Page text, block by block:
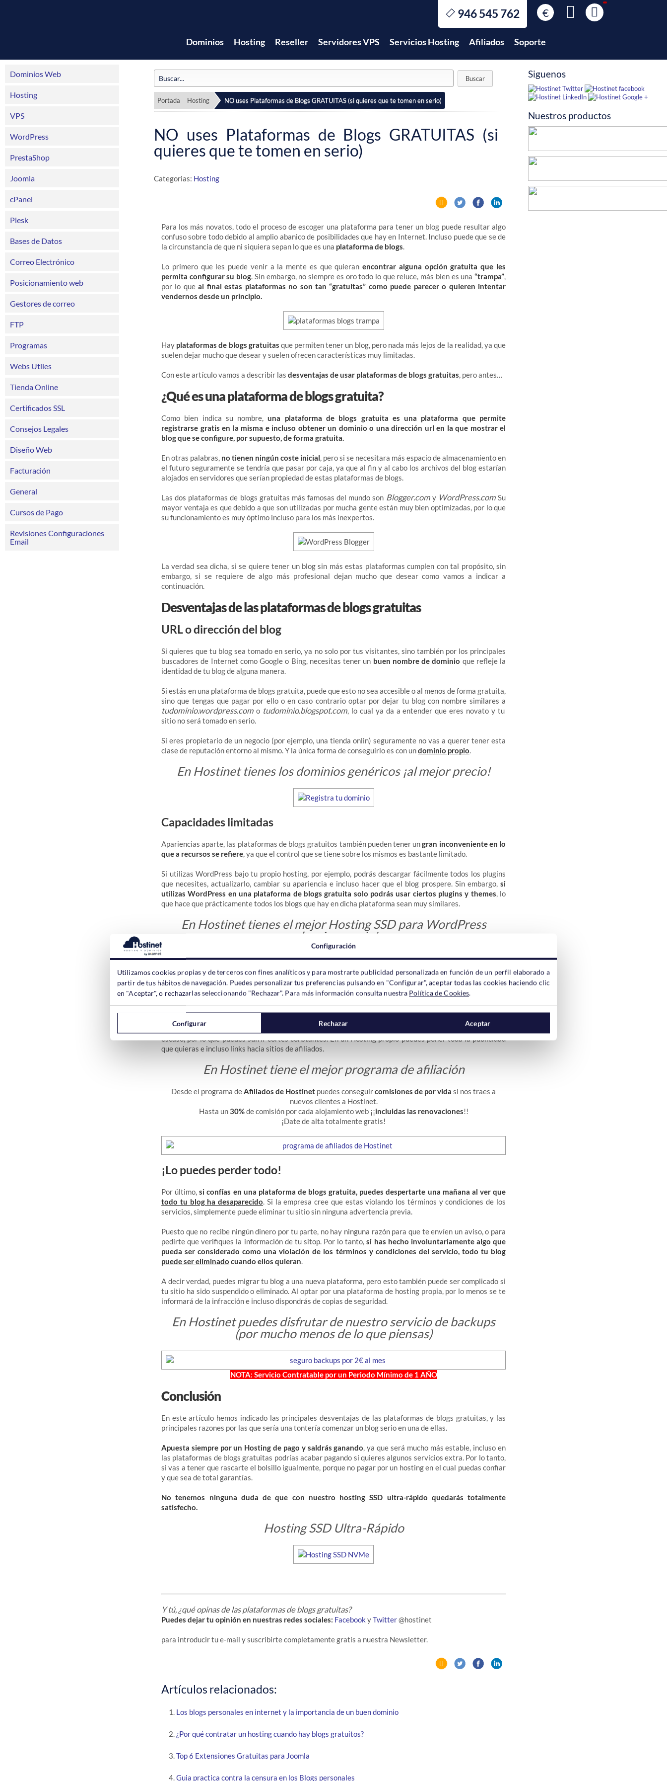
946 545 762
Dominios Hosting Reseller Servidores VPS Servicios Hosting Afiliados Soporte
€
GBP
MXN
Dominios Web
Hosting
VPS
WordPress
PrestaShop
Joomla
cPanel
Plesk
Bases de Datos
Correo Electrónico
Posicionamiento web
Gestores de correo
FTP
Programas
Webs Utiles
Tienda Online
Certificados SSL
Consejos Legales
Diseño Web
Facturación
General
Cursos de Pago
Revisiones Configuraciones
Email
Siguenos
Nuestros productos
Portada Hosting NO uses Plataformas de Blogs GRATUITAS (si quieres que te tomen en serio)
NO uses Plataformas de Blogs GRATUITAS (si
quieres que te tomen en serio)
Categorias: Hosting
Para los más novatos, todo el proceso de escoger una plataforma para tener un blog puede resultar algo
confuso sobre todo debido al amplio abanico de posibilidades que hay en Internet. Incluso puede que se de
la circunstancia de que ni siquiera sepan lo que es una plataforma de blogs.
Lo primero que les puede venir a la mente es que quieranencontrar alguna opción gratuita que les
permita configurar su blog. Sin embargo, no siempre es oro todo lo que reluce, más bien es una “trampa”,
por lo queal final estas plataformas no son tan “gratuitas” como puede parecer o quieren intentar
vendernos desde un principio.
Hay plataformas de blogs gratuitas que permiten tener un blog, pero nada más lejos de la realidad, ya que
suelen dejar mucho que desear y suelen ofrecen características muy limitadas.
Con este artículo vamos a describir las desventajas de usar plataformas de blogs gratuitas, pero antes…
¿Qué es una plataforma de blogs gratuita?
Como bien indica su nombre,una plataforma de blogs gratuita es una plataforma que permite
registrarse gratis en la misma e incluso obtener un dominio o una dirección url en la que mostrar el
blog que se configure, por supuesto, de forma gratuita.
En otras palabras, no tienen ningún coste inicial, pero si se necesitara más espacio de almacenamiento en
el futuro seguramente se tendría que pasar por caja, ya que al fin y al cabo los archivos del blog estarían
alojados en servidores que serían propiedad de estas plataformas de blogs.
Las dos plataformas de blogs gratuitas más famosas del mundo son Blogger.comy WordPress.comSu
mayor ventaja es que debido a que son utilizadas por mucha gente están muy bien optimizadas, por lo que
su funcionamiento es muy óptimo incluso para los más inexpertos.
La verdad sea dicha, si se quiere tener un blog sin más estas plataformas cumplen con tal propósito, sin
embargo, si se requiere de algo más profesional dejan mucho que desear como vamos a indicar a
continuación.
Desventajas de las plataformas de blogs gratuitas
URL o dirección del blog
Si quieres que tu blog sea tomado en serio, ya no solo por tus visitantes, sino también por los principales
buscadores de Internet como Google o Bing, necesitas tener un buen nombre de dominio que refleje la
identidad de tu blog de alguna manera.
Si estás en una plataforma de blogs gratuita, puede que esto no sea accesible o al menos de forma gratuita,
sino que tengas que pagar por ello o en caso contrario optar por dejar tu blog con nombre similares a
tudominio.wordpress.com o tudominio.blogspot.com, lo cual ya da a entender que eres novato y tu
sitio no será tomado en serio.
Si eres propietario de un negocio (por ejemplo, una tienda onlin) seguramente no vas a querer tener esta
clase de reputación entorno al mismo. Y la única forma de conseguirlo es con undominio propio.
En Hostinet tienes los dominios genéricos ¡al mejor precio!
Capacidades limitadas
Apariencias aparte, las plataformas de blogs gratuitos también pueden tener ungran inconveniente en lo
que a recursos se refiere, ya que el control que se tiene sobre los mismos es bastante limitado.
Si utilizas WordPress bajo tu propio hosting, por ejemplo, podrás descargar fácilmente todos los plugins
que necesites, actualizarlo, cambiar su apariencia e incluso hacer que el blog prospere. Sin embargo, si
utilizas WordPress en una plataforma de blogs gratuita solo podrás usar ciertos plugins y themes, lo
que hace que prácticamente todos los blogs que hay en dicha plataforma sean muy similares.
En Hostinet tienes el mejor Hosting SSD para WordPress
¡al mejor precio!
Pobre rentabilidad
La rentabilidad que se puede sacar al blog en una plataforma gratuita también es muy pobre, por no decir
ninguna.
Las opciones de publicidad son limitadas e incluso puede que ni siquiera dejen poner anuncios
dentro del contenido del blog
. Además, el ancho de banda y/o transferencia de datos mensual es algo
escaso, por lo que puedes sufrir cortes constantes. En un Hosting propio puedes poner toda la publicidad
que quieras e incluso links hacia sitios de afiliados.
En Hostinet tiene el mejor programa de afiliación
Desde el programa deAfiliados de Hostinet puedes conseguircomisiones de por vida si nos traes a
nuevos clientes a Hostinet.
Hasta un30%de comisión por cada alojamiento web ¡¡incluidas las renovaciones!!
¡Date de alta totalmente gratis!
¡Lo puedes perder todo!
Por último,si confías en una plataforma de blogs gratuita, puedes despertarte una mañana al ver que
todo tu blog ha desaparecido. Si la empresa cree que estas violando los términos y condiciones de los
servicios, simplemente puede eliminar tu sitio sin ninguna advertencia previa.
Puesto que no recibe ningún dinero por tu parte, no hay ninguna razón para que te envíen un aviso, o para
pedirte que verifiques la información de tu sitop. Por lo tanto,si has hecho involuntariamente algo que
pueda ser considerado como una violación de los términos y condiciones del servicio, todo tu blog
puede ser eliminado cuando ellos quieran.
A decir verdad, puedes migrar tu blog a una nueva plataforma, pero esto también puede ser complicado si
tu sitio ha sido suspendido o eliminado. Al optar por una plataforma de hosting propia, por lo menos se te
informará de la infracción e incluso dispondrás de copias de seguridad.
En Hostinet puedes disfrutar de nuestro servicio de backups
(por mucho menos de lo que piensas)
NOTA: Servicio Contratable por un Periodo Mínimo de 1 AÑO
Conclusión
En este artículo hemos indicado las principales desventajas de las plataformas de blogs gratuitas, y las
principales razones por las que sería una tontería comenzar un blog serio en una de ellas.
Apuesta siempre por un Hosting de pago y saldrás ganando, ya que será mucho más estable, incluso en
las plataformas de blogs gratuitas podrías acabar pagando si quieres algunos servicios extra. Por lo tanto,
si vas a tener que rascarte el bolsillo igualmente, porque no pagar por un hosting en el cual puedas confiar
y que sea de total garantías.
No tenemos ninguna duda de que con nuestro hosting SSD ultra-rápido quedarás totalmente
satisfecho.
Hosting SSD Ultra-Rápido
Y tú, ¿qué opinas de las plataformas de blogs gratuitas?
Puedes dejar tu opinión en nuestras redes sociales: Facebook yTwitter@hostinet
para introducir tu e-mail ysuscribirte completamente gratis a nuestra Newsletter.
Artículos relacionados:
Los blogs personales en internet y la importancia de un buen dominio
¿Por qué contratar un hosting cuando hay blogs gratuitos?
Top 6 Extensiones Gratuitas para Joomla
Guia practica contra la censura en los Blogs personales
Configuración
Utilizamos cookies propias y de terceros con fines analíticos y para mostrarte publicidad personalizada en función de un perfil elaborado a
partir de tus hábitos de navegación. Puedes personalizar tus preferencias pulsando en "Configurar", aceptar todas las cookies haciendo clic
en "Aceptar", o rechazarlas seleccionando "Rechazar". Para más información consulta nuestra Política de Cookies.
Configurar Rechazar Aceptar